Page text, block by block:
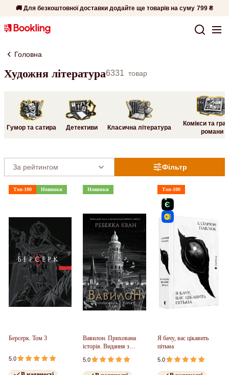
🚚 Для безкоштовної доставки додайте ще товарів на суму 799 ₴
Головна
Художня література6331 товар
Гумор та сатира Детективи Класична література
Комікси та
романи
Фільтр
Топ-100 Новинки
Берсерк. Том 3
5.0
Новинки
Вавилон. Прихована
історія. Видання з
ілюстрованим зрізом
(у)
5.0
Топ-100
Я бачу, вас цікавить
пітьма
5.0